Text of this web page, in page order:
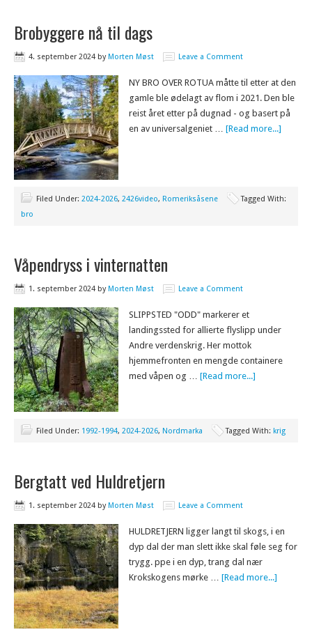
Brobyggere nå til dags
4. september 2024 byMorten Møst Leave a Comment
NY BRO OVER ROTUA måtte til etter at den
gamle ble ødelagt av flom i 2021. Den ble
reist året etter på dugnad - og basert på
en av universalgeniet … [Read more...]
Filed Under: 2024-2026, 2426video, Romeriksåsene
Tagged With:
bro
Våpendryss i vinternatten
1. september 2024 byMorten Møst Leave a Comment
SLIPPSTED "ODD" markerer et
landingssted for allierte flyslipp under
Andre verdenskrig. Her mottok
hjemmefronten en mengde containere
med våpen og … [Read more...]
Filed Under: 1992-1994, 2024-2026, Nordmarka Tagged With: krig
Bergtatt ved Huldretjern
1. september 2024 byMorten Møst Leave a Comment
HULDRETJERN ligger langt til skogs, i en
dyp dal der man slett ikke skal føle seg for
trygg. ppe i en dyp, trang dal nær
Krokskogens mørke … [Read more...]